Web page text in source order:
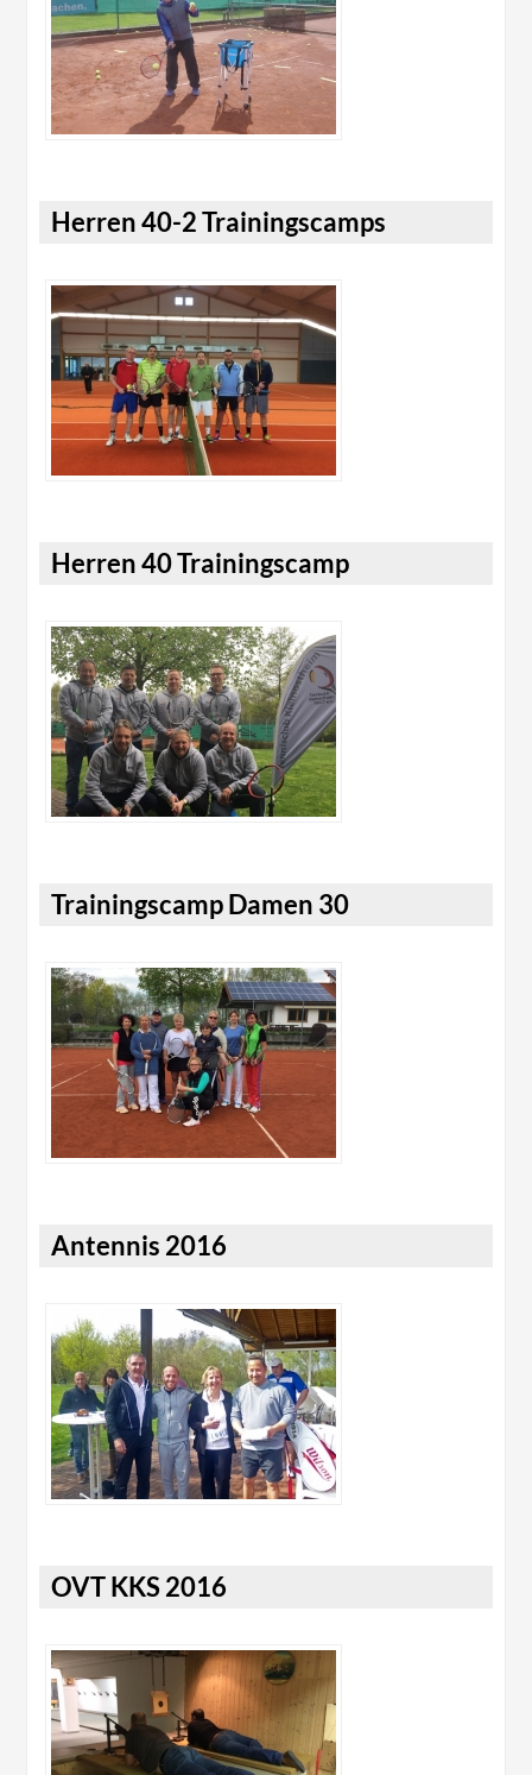
Herren 40-2 Trainingscamps
Herren 40 Trainingscamp
Trainingscamp Damen 30
Antennis 2016
OVT KKS 2016